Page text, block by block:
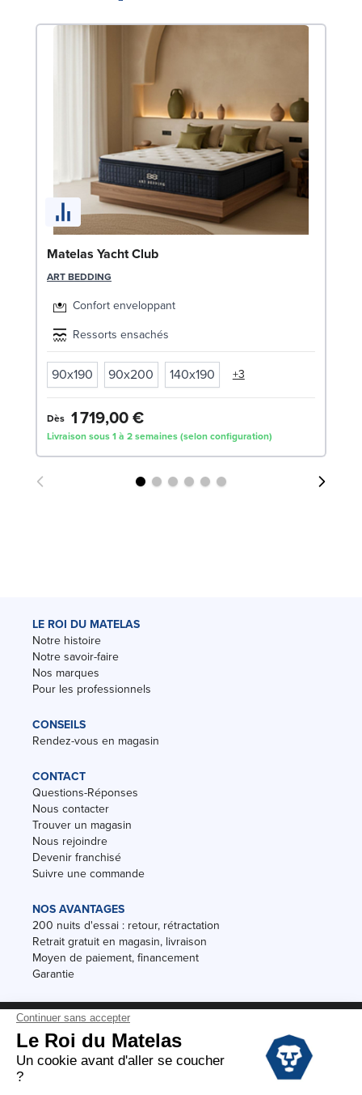
Matelas Yacht Club
ART BEDDING
Confort enveloppant
Ressorts ensachés
90x190 90x200 140x190 +3
Dès 1 719,00 €
Livraison sous 1 à 2 semaines (selon configuration)
LE ROI DU MATELAS
Notre histoire
Notre savoir-faire
Nos marques
Pour les professionnels
CONSEILS
Rendez-vous en magasin
CONTACT
Questions-Réponses
Nous contacter
Trouver un magasin
Nous rejoindre
Devenir franchisé
Suivre une commande
NOS AVANTAGES
200 nuits d'essai : retour, rétractation
Retrait gratuit en magasin, livraison
Moyen de paiement, financement
Garantie
Conditions des offres
Black Friday
Destockage